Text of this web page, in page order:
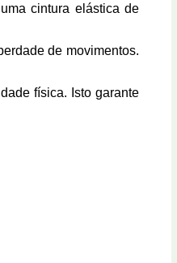
cintura elástica de
de movimentos.
física. Isto garante